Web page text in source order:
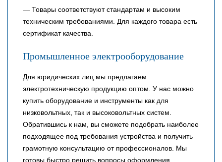
— Товары соответствуют стандартам и высоким
техническим требованиями. Для каждого товара есть
сертификат качества.
Промышленное электрооборудование
Для юридических лиц мы предлагаем
электротехническую продукцию оптом. У нас можно
купить оборудование и инструменты как для
низковольтных, так и высоковольтных систем.
Обратившись к нам, вы сможете подобрать наиболее
подходящее под требования устройства и получить
грамотную консультацию от профессионалов. Мы
готовы быстро решить вопросы оформления